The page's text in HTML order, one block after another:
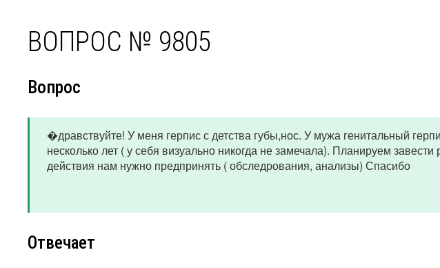
ВОПРОС № 9805
Вопрос
�дравствуйте! У меня герпис с детства губы,нос. У мужа генитальный
несколько лет ( у себя визуально никогда не замечала). Планируем
действия нам нужно предпринять ( обследрования, анализы) Спасибо
Отвечает